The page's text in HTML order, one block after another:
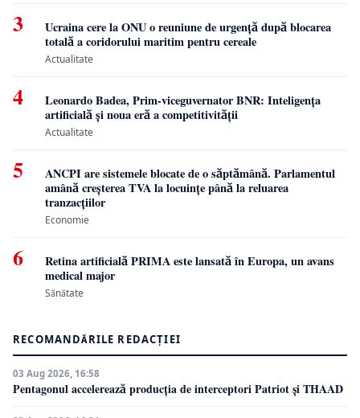
3
Ucraina cere la ONU o reuniune de urgență după blocarea
totală a coridorului maritim pentru cereale
Actualitate
4
Leonardo Badea, Prim-viceguvernator BNR: Inteligența
artificială și noua eră a competitivității
Actualitate
5
ANCPI are sistemele blocate de o săptămână. Parlamentul
amână creșterea TVA la locuințe până la reluarea
tranzacțiilor
Economie
6
Retina artificială PRIMA este lansată în Europa, un avans
medical major
Sănătate
RECOMANDĂRILE REDACȚIEI
03 Aug 2026, 16:58
Pentagonul accelerează producția de interceptori Patriot și THAAD